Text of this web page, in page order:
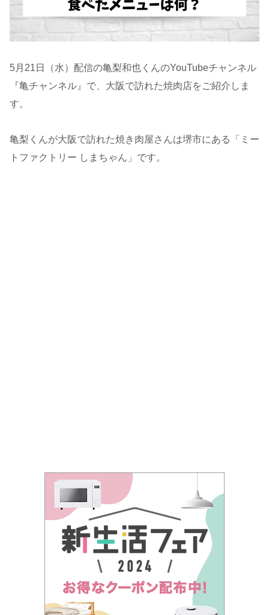
5月21日（水）配信の亀梨和也くんのYouTubeチャンネル
『亀チャンネル』で、大阪で訪れた焼肉店をご紹介しま
す。
亀梨くんが大阪で訪れた焼き肉屋さんは堺市にある「ミー
トファクトリー しまちゃん」です。